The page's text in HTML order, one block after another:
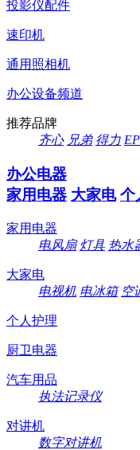
投影仪配件
速印机
通用照相机
办公设备频道
推荐品牌
齐心 兄弟 得力
办公电器
家用电器 大家电 个
家用电器
电风扇 灯具 热水
大家电
电视机 电冰箱 空
个人护理
厨卫电器
汽车用品
执法记录仪
对讲机
数字对讲机